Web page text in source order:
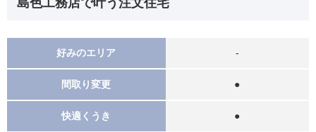
島色工務店で叶う注文住宅
好みのエリア
間取り変更
快適くうき
‐
●
●